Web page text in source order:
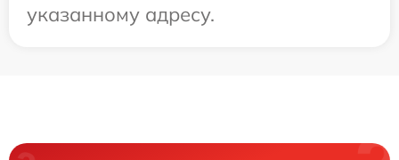
указанному адресу.